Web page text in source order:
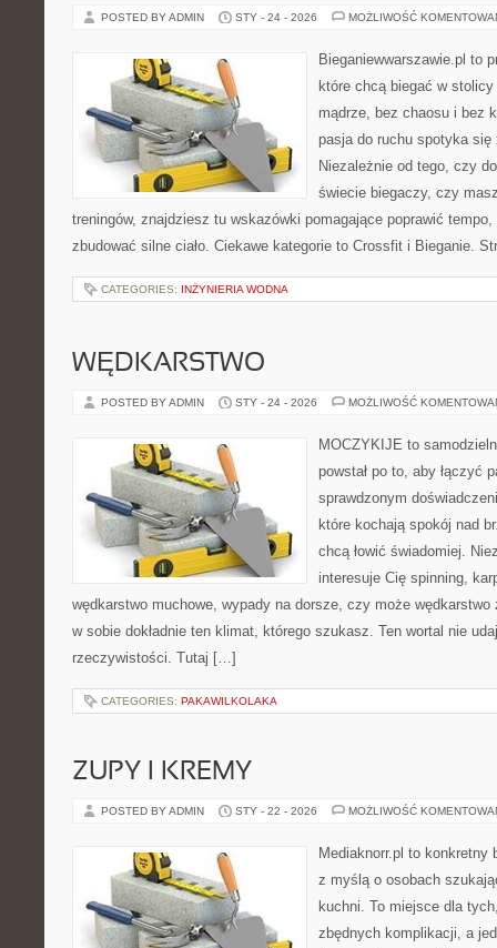
POSTED BY ADMIN STY - 24 - 2026 MOŻLIWOŚĆ
Bieganiewwarszawie.pl to
które chcą biegać w
mądrze, bez chaosu i bez
pasja do ruchu spotyka
Niezależnie od tego, czy
świecie biegaczy, czy
treningów, znajdziesz tu wskazówki pomagające poprawić
zbudować silne ciało. Ciekawe kategorie to Crossfit i Bieganie.
CATEGORIES: INŻYNIERIA WODNA
WĘDKARSTWO
POSTED BY ADMIN STY - 24 - 2026 MOŻLIWOŚĆ
MOCZYKIJE to
powstał po to, aby łączyć
sprawdzonym
które kochają spokój nad
chcą łowić świadomiej.
interesuje Cię spinning,
wędkarstwo muchowe, wypady na dorsze, czy może
w sobie dokładnie ten klimat, którego szukasz. Ten wortal nie
rzeczywistości. Tutaj […]
CATEGORIES: PAKAWILKOLAKA
ZUPY I KREMY
POSTED BY ADMIN STY - 22 - 2026 MOŻLIWOŚĆ
Mediaknorr.pl to konkretny
z myślą o osobach
kuchni. To miejsce dla
zbędnych komplikacji, a